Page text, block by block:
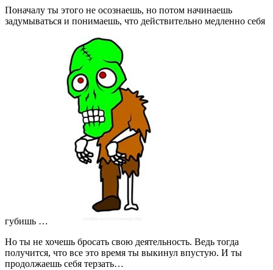
Поначалу ты этого не осознаешь, но потом начинаешь
задумываться и понимаешь, что действительно медленно себя
губишь …
Но ты не хочешь бросать свою деятельность. Ведь тогда
получится, что все это время ты выкинул впустую. И ты
продолжаешь себя терзать…